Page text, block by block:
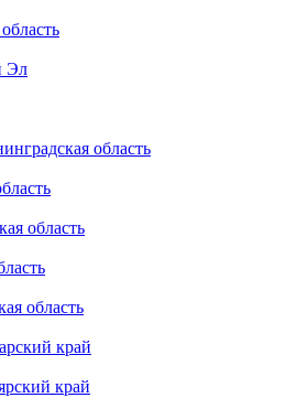
Эл
область
область
область
край
край